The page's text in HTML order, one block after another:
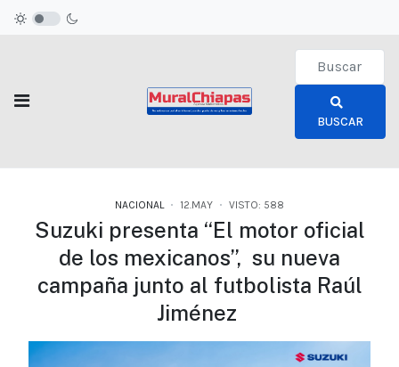
Type 2 or
BUSCAR
NACIONAL 12.MAY VISTO: 588
Suzuki presenta “El motor oficial
de los mexicanos”, su nueva
campaña junto al futbolista Raúl
Jiménez